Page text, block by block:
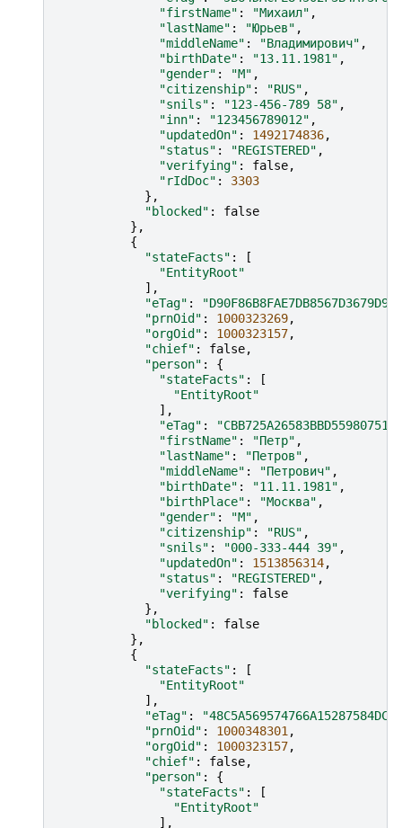
"firstName" : "Михаил" ,
"lastName" : "Юрьев" ,
"middleName" : "Владимирович" ,
"birthDate" : "13.11.1981" ,
"gender" : "M" ,
"citizenship" : "RUS" ,
"snils" : "123-456-789 58" ,
"inn" : "123456789012" ,
"updatedOn" : 1492174836,
"status" : "REGISTERED" ,
"verifying" : false,
"rIdDoc" :
3303
},
"blocked" :
false
},
{
"stateFacts" :
[
"EntityRoot"
],
"eTag" :
"prnOid" : 1000323269,
"orgOid" : 1000323157,
"chief" : false,
"person" :
{
"stateFacts" :
[
"EntityRoot"
],
"eTag" :
"firstName" : "Петр" ,
"lastName" : "Петров" ,
"middleName" : "Петрович" ,
"birthDate" : "11.11.1981" ,
"birthPlace" : "Москва" ,
"gender" : "M" ,
"citizenship" : "RUS" ,
"snils" : "000-333-444 39" ,
"updatedOn" : 1513856314,
"status" : "REGISTERED" ,
"verifying" :
false
},
"blocked" :
false
},
{
"stateFacts" :
[
"EntityRoot"
],
"eTag" :
"prnOid" : 1000348301 ,
"orgOid" : 1000323157,
"chief" : false,
"person" :
{
"stateFacts" :
[
"EntityRoot"
],